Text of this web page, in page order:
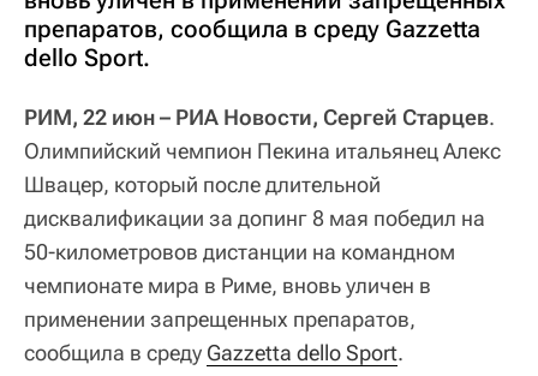
препаратов, сообщила в среду Gazzetta
dello Sport.
РИМ, 22 июн – РИА Новости, Сергей Старцев.
Олимпийский чемпион Пекина итальянец Алекс
Швацер, который после длительной
дисквалификации за допинг 8 мая победил на
50-километровов дистанции на командном
чемпионате мира в Риме, вновь уличен в
применении запрещенных препаратов,
сообщила в среду Gazzetta dello Sport.